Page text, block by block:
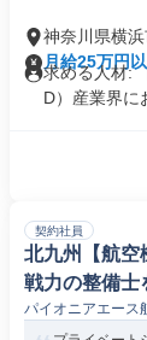
神奈川県横
月給25万円
求める人材:
D）産業界に
契約社員
北九州【航空
戦力の整備士
パイオニアエース